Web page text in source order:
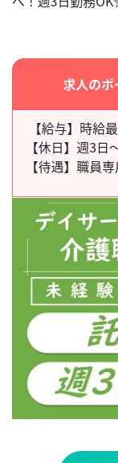
求人のポ
【給与】時給
【休日】 週3日
【待遇】 職員専